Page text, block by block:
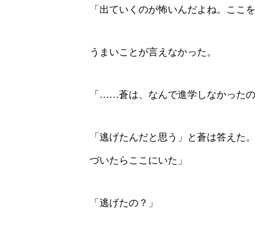
「出ていくのが怖いんだよね。ここ
うまいことが言えなかった。
「……蒼は、なんで進学しなかったの
「逃げたんだと思う」と蒼は答えた
づいたらここにいた」
「逃げたの？」